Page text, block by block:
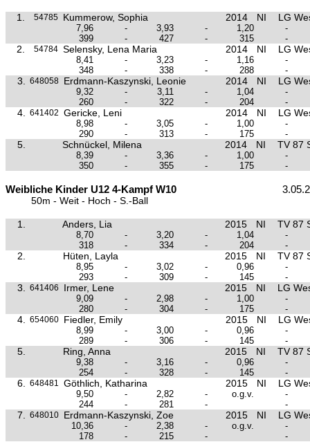
1. 54785 Kummerow, Sophia 2014 NI LG
7,96 - 3,93 - 1,20
-
399
- 427 - 315 -
2. 54784 Selensky, Lena Maria 2014 NI LG
8,41 - 3,23 - 1,16
-
348
- 338 - 288 -
3. 648058 Erdmann-Kaszynski, Leonie 2014 NI LG
9,32 - 3,11 - 1,04
-
260
- 322 - 204 -
4. 641402 Gericke, Leni 2014 NI LG
8,98 - 3,05 - 1,00
-
290
- 313 - 175 -
5. Schnückel, Milena 2014 NI TV 87
8,39 - 3,36 - 1,00
-
350
- 355 - 175 -
Weibliche Kinder U12 4-Kampf W10
50m - Weit - Hoch - S.-Ball
1. Anders, Lia 2015 NI TV 87
8,70 - 3,20 - 1,04
-
318
- 334 - 204 -
2. Hüten, Layla 2015 NI TV 87
8,95 - 3,02 - 0,96
-
293
- 309 - 145 -
3. 641406 Irmer, Lene 2015 NI LG
9,09 - 2,98 - 1,00
-
280
- 304 - 175 -
4. 654060 Fiedler, Emily 2015 NI LG
8,99 - 3,00 - 0,96
-
289
- 306 - 145 -
5. Ring, Anna 2015 NI TV 87
9,38 - 3,16 - 0,96
-
254
- 328 - 145 -
6. 648481 Göthlich, Katharina 2015 NI LG
9,50 - 2,82 - o.g.v.
-
244
- 281 - -
7. 648010 Erdmann-Kaszynski, Zoe 2015 NI LG
10,36 - 2,38 - o.g.v.
-
178
- 215 - -